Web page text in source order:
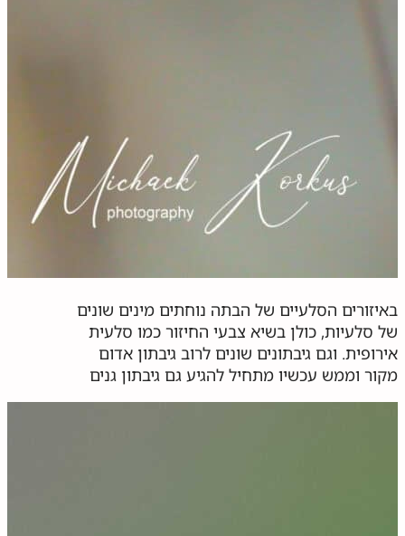
באיזורים הסלעיים של הבתה נוחתים מינים שונים
של סלעיות, כולן בשיא צבעי החיזור כמו סלעית
אירופית. וגם גיבתונים שונים לרוב גיבתון אדום
מקור וממש עכשיו מתחיל להגיע גם גיבתון גנים